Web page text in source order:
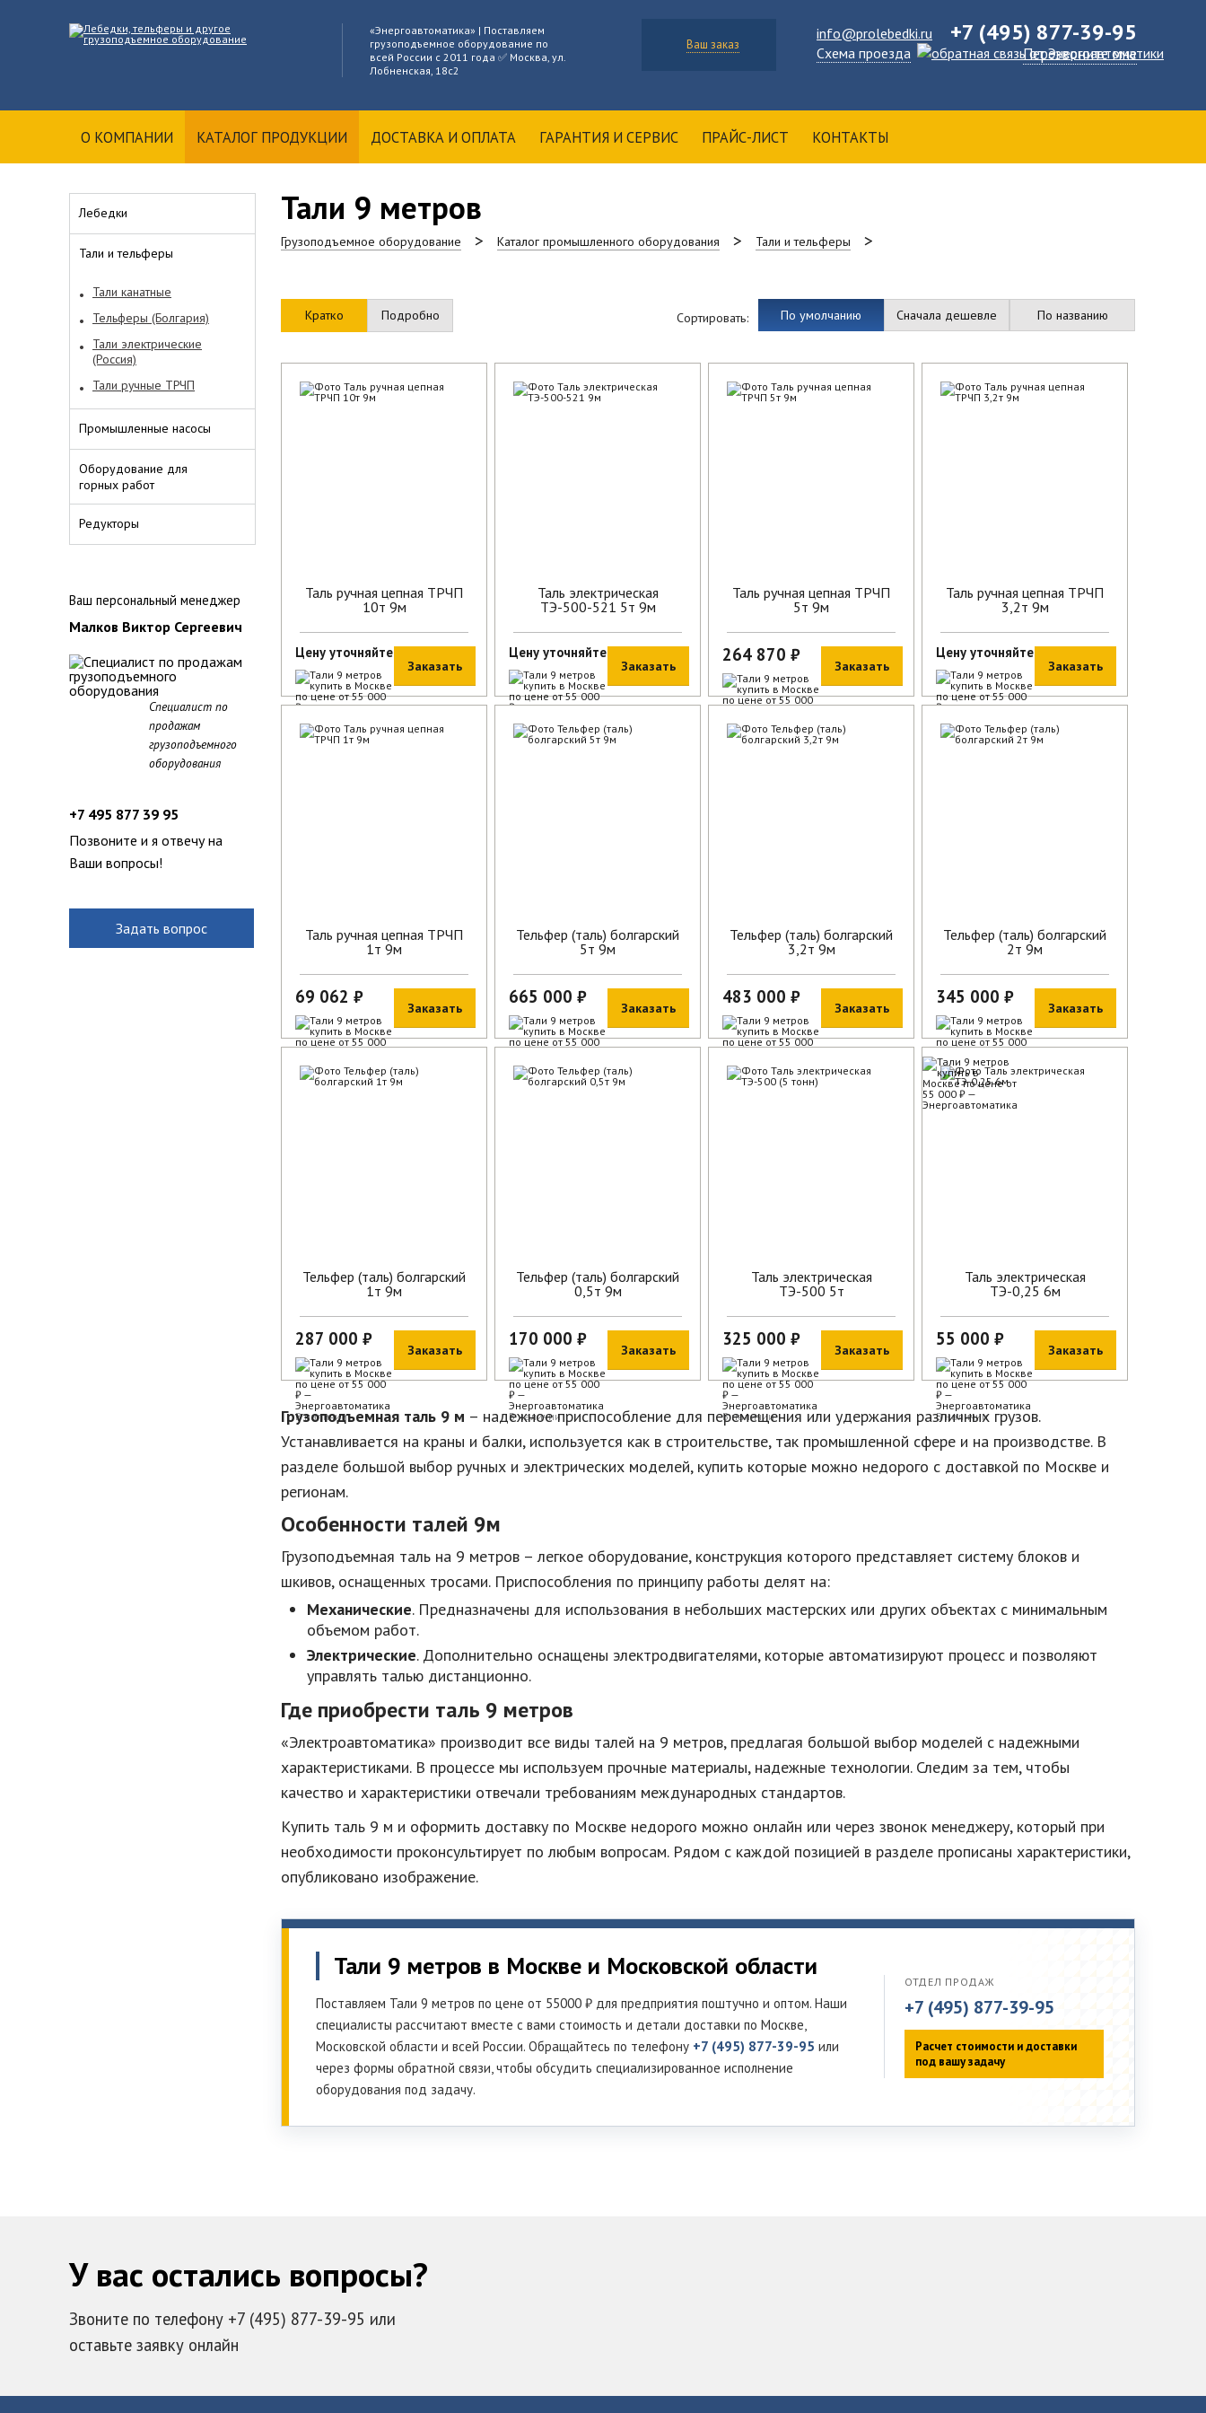
«Энергоавтоматика» | Поставляем
грузоподъемное оборудование по
всей России с 2011 года ✅ Москва, ул.
Лобненская, 18с2
Ваш заказ
info@prolebedki.ru
Схема проезда
+7 (495) 877-39-95
Перезвоните мне
О КОМПАНИИ КАТАЛОГ ПРОДУКЦИИ ДОСТАВКА И ОПЛАТА ГАРАНТИЯ И СЕРВИС ПРАЙС-ЛИСТ КОНТАКТЫ
Лебедки
Тали и тельферы
Тали канатные
Тельферы (Болгария)
Тали электрические
(Россия)
Тали ручные ТРЧП
Промышленные насосы
Оборудование для
горных работ
Редукторы
Ваш персональный менеджер
Малков Виктор Сергеевич
Специалист по
продажам
грузоподъемного
оборудования
+7 495 877 39 95
Позвоните и я отвечу на
Ваши вопросы!
Задать вопрос
Тали 9 метров
Грузоподъемное оборудование Каталог промышленного оборудования Тали и тельферы
Кратко Подробно Сортировать: По умолчанию Сначала дешевле По названию
Таль ручная цепная ТРЧП
10т 9м
Цену уточняйте
В наличии
Заказать
Таль электрическая
ТЭ-500-521 5т 9м
Цену уточняйте
В наличии
Заказать
Таль ручная цепная ТРЧП
5т 9м
264 870 ₽
В наличии
Заказать
Таль ручная цепная ТРЧП
3,2т 9м
Цену уточняйте
В наличии
Заказать
Таль ручная цепная ТРЧП
1т 9м
69 062 ₽
В наличии
Заказать
Тельфер (таль) болгарский
5т 9м
665 000 ₽
В наличии
Заказать
Тельфер (таль) болгарский
3,2т 9м
483 000 ₽
В наличии
Заказать
Тельфер (таль) болгарский
2т 9м
345 000 ₽
В наличии
Заказать
Тельфер (таль) болгарский
1т 9м
287 000 ₽
В наличии
Заказать
Тельфер (таль) болгарский
0,5т 9м
170 000 ₽
В наличии
Заказать
Таль электрическая
ТЭ-500 5т
325 000 ₽
В наличии
Заказать
Таль электрическая
ТЭ-0,25 6м
55 000 ₽
В наличии
Заказать
Грузоподъемная таль 9 м – надежное приспособление для перемещения или удержания различных грузов.
Устанавливается на краны и балки, используется как в строительстве, так промышленной сфере и на производстве. В
разделе большой выбор ручных и электрических моделей, купить которые можно недорого с доставкой по Москве и
регионам.
Особенности талей 9м
Грузоподъемная таль на 9 метров – легкое оборудование, конструкция которого представляет систему блоков и
шкивов, оснащенных тросами. Приспособления по принципу работы делят на:
Механические. Предназначены для использования в небольших мастерских или других объектах с минимальным
объемом работ.
Электрические. Дополнительно оснащены электродвигателями, которые автоматизируют процесс и позволяют
управлять талью дистанционно.
Где приобрести таль 9 метров
«Электроавтоматика» производит все виды талей на 9 метров, предлагая большой выбор моделей с надежными
характеристиками. В процессе мы используем прочные материалы, надежные технологии. Следим за тем, чтобы
качество и характеристики отвечали требованиям международных стандартов.
Купить таль 9 м и оформить доставку по Москве недорого можно онлайн или через звонок менеджеру, который при
необходимости проконсультирует по любым вопросам. Рядом с каждой позицией в разделе прописаны характеристики,
опубликовано изображение.
Тали 9 метров в Москве и Московской области
Поставляем Тали 9 метров по цене от 55000 ₽ для предприятия поштучно и оптом. Наши
специалисты рассчитают вместе с вами стоимость и детали доставки по Москве,
Московской области и всей России. Обращайтесь по телефону +7 (495) 877-39-95 или
через формы обратной связи, чтобы обсудить специализированное исполнение
оборудования под задачу.
ОТДЕЛ ПРОДАЖ
+7 (495) 877-39-95
Расчет стоимости и доставки
под вашу задачу
У вас остались вопросы?
Звоните по телефону +7 (495) 877-39-95 или
оставьте заявку онлайн